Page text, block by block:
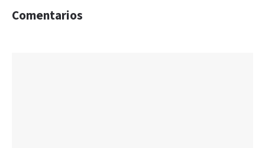
Comentarios